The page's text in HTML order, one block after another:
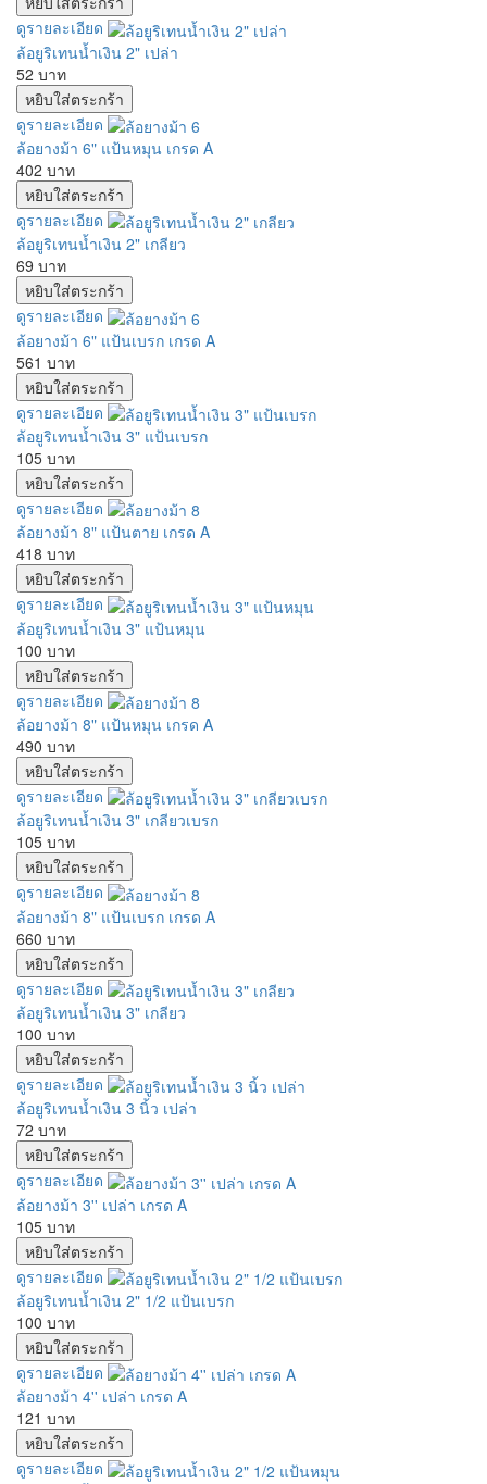
ดูรายละเอียด
ล้อยูริเทนน้ำเงิน 2" เปล่า
52 บาท
ดูรายละเอียด
ล้อยางม้า 6" แป้นหมุน เกรด A
402 บาท
ดูรายละเอียด
ล้อยูริเทนน้ำเงิน 2" เกลียว
69 บาท
ดูรายละเอียด
ล้อยางม้า 6" แป้นเบรก เกรด A
561 บาท
ดูรายละเอียด
ล้อยูริเทนน้ำเงิน 3" แป้นเบรก
105 บาท
ดูรายละเอียด
ล้อยางม้า 8" แป้นตาย เกรด A
418 บาท
ดูรายละเอียด
ล้อยูริเทนน้ำเงิน 3" แป้นหมุน
100 บาท
ดูรายละเอียด
ล้อยางม้า 8" แป้นหมุน เกรด A
490 บาท
ดูรายละเอียด
ล้อยูริเทนน้ำเงิน 3" เกลียวเบรก
105 บาท
ดูรายละเอียด
ล้อยางม้า 8" แป้นเบรก เกรด A
660 บาท
ดูรายละเอียด
ล้อยูริเทนน้ำเงิน 3" เกลียว
100 บาท
ดูรายละเอียด
ล้อยูริเทนน้ำเงิน 3 นิ้ว เปล่า
72 บาท
ดูรายละเอียด
ล้อยางม้า 3'' เปล่า เกรด A
105 บาท
ดูรายละเอียด
ล้อยูริเทนน้ำเงิน 2" 1/2 แป้นเบรก
100 บาท
ดูรายละเอียด
ล้อยางม้า 4'' เปล่า เกรด A
121 บาท
ดูรายละเอียด